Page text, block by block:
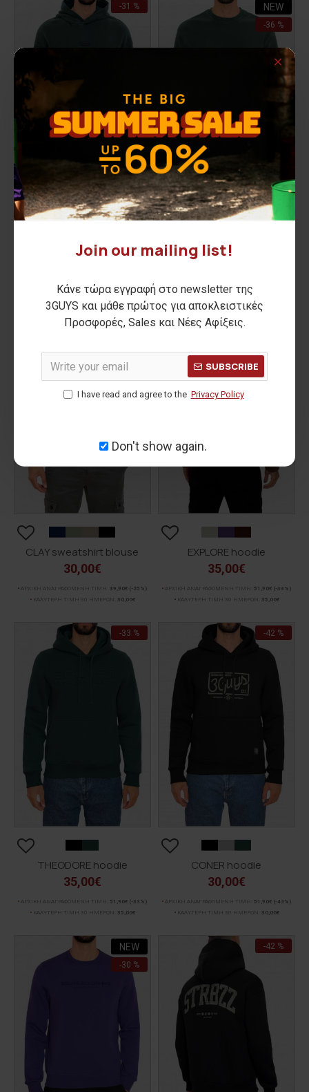
Join our mailing list!
Κάνε τώρα εγγραφή στο newsletter της
3GUYS και μάθε πρώτος για αποκλειστικές
Προσφορές, Sales και Νέες Αφίξεις.
SUBSCRIBE
I have read and agree to the Privacy Policy
Don't show again.
-31 %
45,00€
ΚΑΛΥΤΕΡΗ ΤΙΜΗ 30 ΗΜΕΡΩΝ: 45,00€
NEW
-36 %
35,00€
ΚΑΛΥΤΕΡΗ ΤΙΜΗ 30 ΗΜΕΡΩΝ:
NEW
CLAY sweatshirt blouse
30,00€
ΑΡΧΙΚΗ ΑΝΑΓΡΑΦΟΜΕΝΗ ΤΙΜΗ: 39,90€ (-25%)
ΚΑΛΥΤΕΡΗ ΤΙΜΗ 30 ΗΜΕΡΩΝ:
30,00€
EXPLORE hoodie
35,00€
ΑΡΧΙΚΗ ΑΝΑΓΡΑΦΟΜΕΝΗ ΤΙΜΗ: 51,90€ (-33%)
ΚΑΛΥΤΕΡΗ ΤΙΜΗ 30 ΗΜΕΡΩΝ:
35,00€
-33 %
THEODORE hoodie
35,00€
ΑΡΧΙΚΗ ΑΝΑΓΡΑΦΟΜΕΝΗ ΤΙΜΗ: 51,90€ (-33%)
ΚΑΛΥΤΕΡΗ ΤΙΜΗ 30 ΗΜΕΡΩΝ:
35,00€
-42 %
CONER hoodie
30,00€
ΑΡΧΙΚΗ ΑΝΑΓΡΑΦΟΜΕΝΗ ΤΙΜΗ: 51,90€ (-42%)
ΚΑΛΥΤΕΡΗ ΤΙΜΗ 30 ΗΜΕΡΩΝ:
30,00€
NEW
-30 %
-42 %